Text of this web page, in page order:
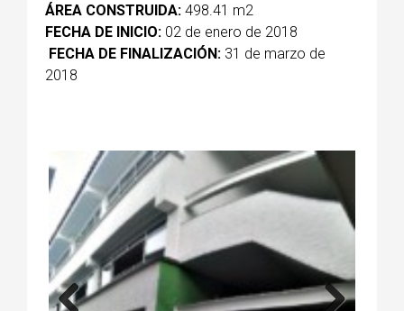
ÁREA CONSTRUIDA: 498.41 m2
FECHA DE INICIO: 02 de enero de 2018
FECHA DE FINALIZACIÓN: 31 de marzo de
2018